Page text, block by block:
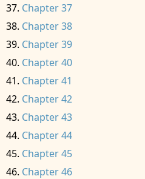
Chapter 37
Chapter 38
Chapter 39
Chapter 40
Chapter 41
Chapter 42
Chapter 43
Chapter 44
Chapter 45
Chapter 46